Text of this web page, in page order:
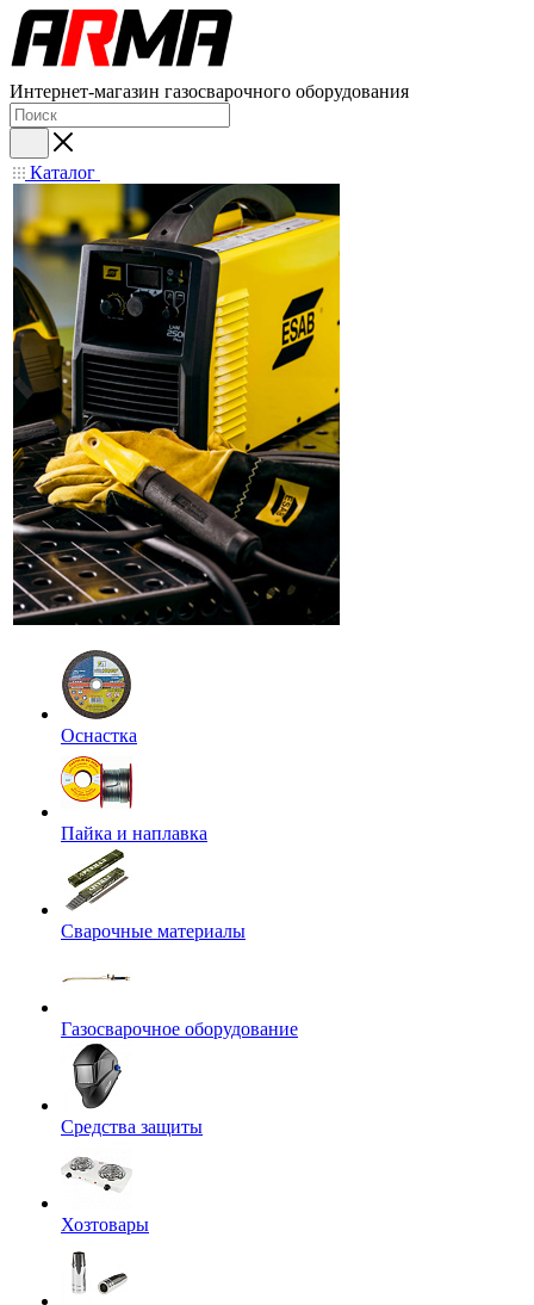
Интернет-магазин газосварочного оборудования
Каталог
Оснастка
Пайка и наплавка
Сварочные материалы
Газосварочное оборудование
Средства защиты
Хозтовары